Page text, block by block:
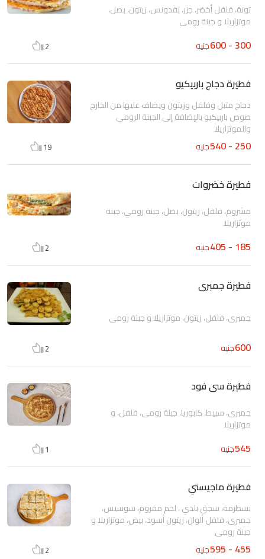
تونة، فلفل أخضر، جزر، بقدونس، زيتون، بصل،
موتزاريلا و جبنة رومى
300 - 600 جنيه 2
فطيرة دجاج باربيكيو
دجاج متبل وفلفل وزيتون ويضاف عليها من الخارج
صوص باربيكيو بالإضافة إلى الجبنة الرومي
والموتزاريلا
250 - 540 جنيه 19
فطيرة خضروات
مشروم، فلفل، زيتون، بصل، جبنة رومي، جبنة
موتزاريلا
185 - 405 جنيه 2
فطيرة جمبرى
جمبرى، فلفل، زيتون، موتزاريلا و جبنة رومى
600جنيه 2
فطيرة سى فود
جمبرى، سبيط، كابوريا، جبنة رومى، فلفل، و
موتزاريلا
545جنيه 1
فطيرة ماجيستي
بسطرمة، سجق بلدي ، لحم مفروم، سوسيس،
جمبرى، فلفل ألوان، زيتون أسود، بيض، موتزاريلا و
جبنة رومي
455 - 595 جنيه 2